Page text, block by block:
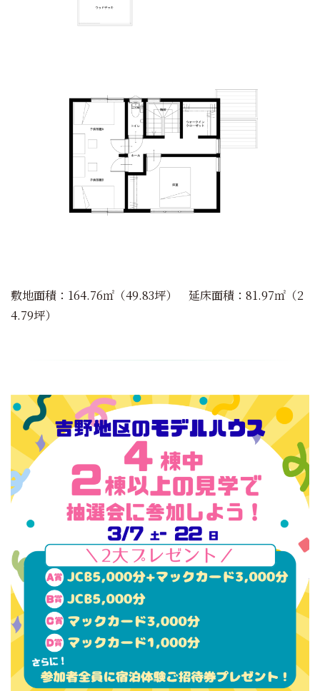
敷地面積：164.76㎡（49.83坪） 延床面積：81.97㎡（2
4.79坪）